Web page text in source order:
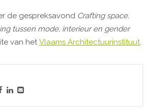
de gespreksavond Crafting space.
tussen mode, interieur en gender
van hetVlaams Architectuurinstituut.